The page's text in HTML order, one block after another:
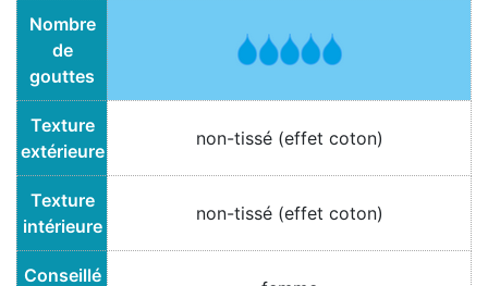
Nombre
de
gouttes
Texture
extérieure
non-tissé (effet coton)
Texture
intérieure
non-tissé (effet coton)
Conseillé